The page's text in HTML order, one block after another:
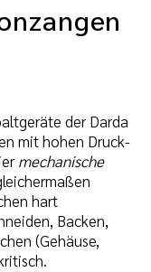
der Darda
mit hohen Druck-
mechanische
hart
Backen,
(Gehäuse,